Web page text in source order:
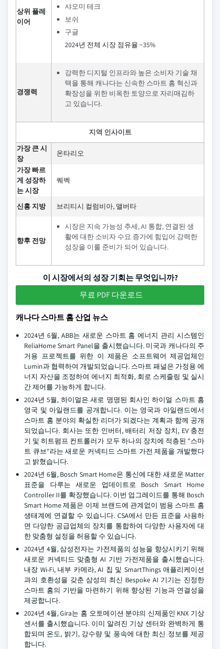
상위 플레
이어
샤오미 테크
보쉬
구글
2024년 전체 시장 점유율 ~35%
경쟁력
강력한 디지털 인프라와 높은 소비자 기술 채
택을 통해 캐나다는 신속한 스마트 홈 혁신과
확장성을 위한 비옥한 토양으로 자리매김하
고 있습니다.
지역 인사이트
가장 큰 시
장
온타리오
가장 빠르
게 성장하
는 시장
퀘벡
신흥 지방 브리티시 컬럼비아, 앨버타
향후 전망
시장은 지속 가능성 추세, AI 통합, 연결된 생
활에 대한 소비자 수요 증가에 힘입어 강력한
성장을 이룰 준비가 되어 있습니다.
이 시장에서의 성장 기회는 무엇입니까?
무료 PDF 다운로드
캐나다 스마트 홈 산업 뉴스
2024년 6월, ABB는 새로운 스마트 홈 에너지 관리 시스템인
ReliaHome Smart Panel을 출시했습니다. 미국과 캐나다의 주
거용 프로젝트를 위한 이 제품은 소프트웨어 제공업체인
Lumin과 협력하여 개발되었습니다. 스마트 패널은 가정용 에
너지 자산을 조정하여 에너지 최적화, 회로 스케줄링 및 실시
간 제어를 가능하게 합니다.
2024년 5월, 하이얼은 새로 명명된 회사인 하이얼 스마트 홈
영국 및 아일랜드를 공개합니다. 이는 영국과 아일랜드에서
스마트 홈 분야의 확실한 리더가 되겠다는 계획과 함께 공개
되었습니다. 회사는 또한 인버터, 배터리 저장 장치, EV 충전
기 및 히트펌프 컨트롤러가 모두 하나의 장치에 적층된 "스마
트 큐브"라는 새로운 커넥티드 스마트 가전 제품을 개발했다
고 밝혔습니다.
2024년 6월, Bosch Smart Home은 통신에 대한 새로운 Matter
표준을 다루는 새로운 업데이트로 Bosch Smart Home
Controller II를 확장했습니다. 이번 업그레이드를 통해 Bosch
Smart Home 제품은 이제 브랜드에 관계없이 범용 스마트 홈
생태계에 연결할 수 있습니다. CSA에서 만든 표준을 사용하
면 다양한 공급업체의 장치를 통합하여 다양한 사용자에 대
한 맞춤형 설정을 허용할 수 있습니다.
2024년 4월, 삼성전자는 가전제품의 성능을 향상시키기 위해
새로운 커넥티드 맞춤형 AI 기반 가전제품을 출시했습니다.
내장 Wi-Fi, 내부 카메라, AI 칩 및 SmartThings 애플리케이션
과의 호환성을 갖춘 삼성의 최신 Bespoke AI 기기는 진정한
스마트 홈의 기반을 마련하기 위해 향상된 기능과 연결성을
제공합니다.
2024년 4월, Gira는 홈 오토메이션 분야의 신제품인 KNX 기상
센서를 출시했습니다. 이미 알려진 기상 센터와 완벽하게 통
합되며 온도, 밝기, 강수량 및 풍속에 대한 최신 정보를 제공
합니다.